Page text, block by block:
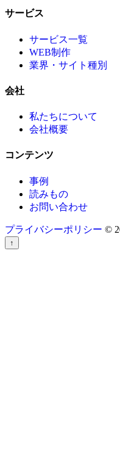
サービス
サービス一覧
WEB制作
業界・サイト種別
会社
私たちについて
会社概要
コンテンツ
事例
読みもの
お問い合わせ
プライバシーポリシー ©
↑